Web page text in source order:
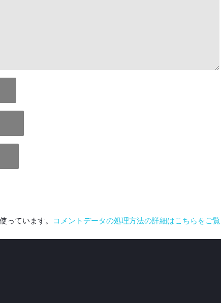
っています。
コメントデータの処理方法の詳細はこちらをご覧